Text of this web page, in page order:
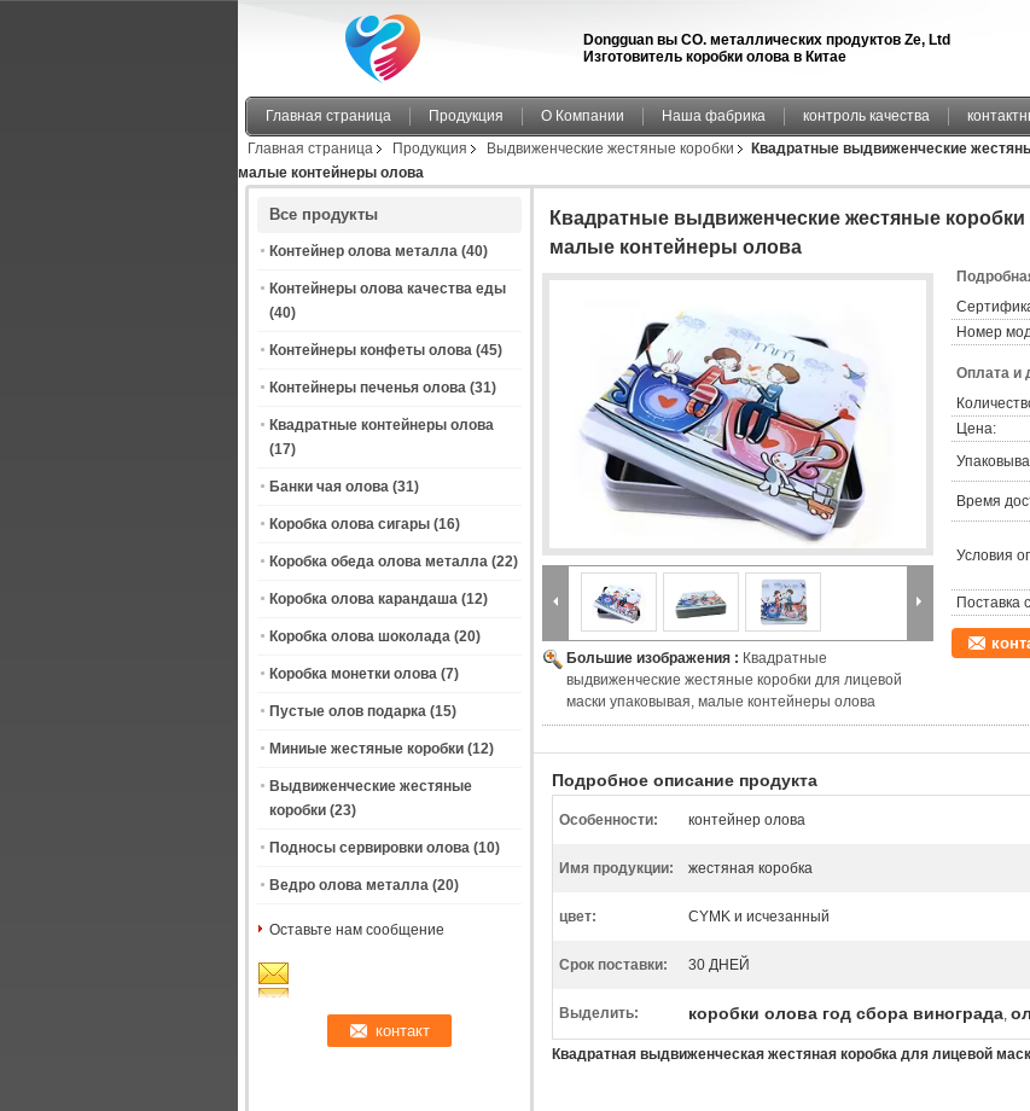
Dongguan вы CO. металлических продуктов Ze, Ltd
Изготовитель коробки олова в Китае
Главная страница
Продукция О Компании Наша фабрика контроль качества
Главная страница
Продукция Выдвиженческие жестяные коробки
Квадратные выдвиженческие
малые контейнеры олова
Все продукты
Контейнер олова металла (40)
Контейнеры олова качества еды
(40)
Контейнеры конфеты олова (45)
Контейнеры печенья олова (31)
Квадратные контейнеры олова
(17)
Банки чая олова (31)
Коробка олова сигары (16)
Коробка обеда олова металла (22)
Коробка олова карандаша (12)
Коробка олова шоколада (20)
Коробка монетки олова (7)
Пустые олов подарка (15)
Миниые жестяные коробки (12)
Выдвиженческие жестяные
коробки (23)
Подносы сервировки олова (10)
Ведро олова металла (20)
Оставьте нам сообщение
Квадратные выдвиженческие жестяные
малые контейнеры олова
Большие изображения : Квадратные
выдвиженческие жестяные коробки для лицевой
маски упаковывая, малые контейнеры олова
Номер
Оплата и
Цена:
Время
Условия
Поставка
Подробное описание продукта
Особенности: контейнер олова
Имя продукции: жестяная коробка
цвет: CYMK и исчезанный
Срок поставки: 30 ДНЕЙ
Выделить: коробки олова год сбора винограда,
Квадратная выдвиженческая жестяная коробка для лицевой